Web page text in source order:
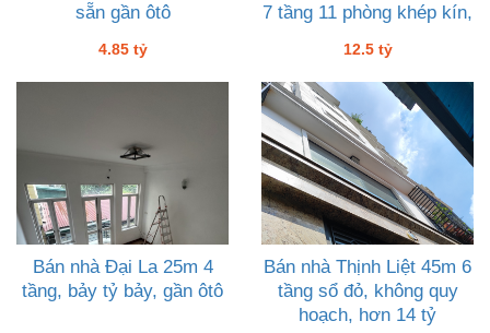
sẵn gần ôtô
4.85 tỷ
7 tầng 11 phòng khép kín,
12.5 tỷ
Bán nhà Đại La 25m 4
tầng, bảy tỷ bảy, gần ôtô
Bán nhà Thịnh Liệt 45m 6
tầng sổ đỏ, không quy
hoạch, hơn 14 tỷ